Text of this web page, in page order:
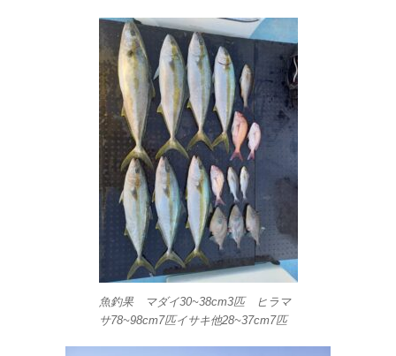
魚釣果 マダイ30~38cm3匹 ヒラマ
サ78~98cm7匹イサキ他28~37cm7匹